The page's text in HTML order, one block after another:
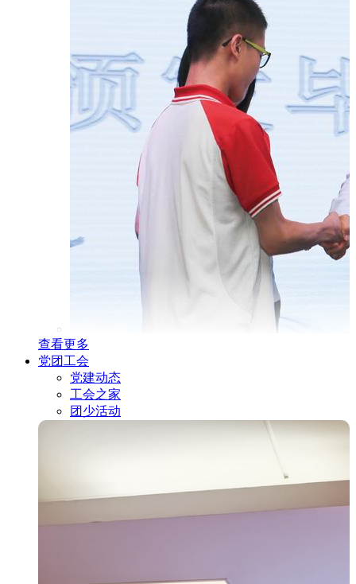
查看更多
党团工会
党建动态
工会之家
团少活动